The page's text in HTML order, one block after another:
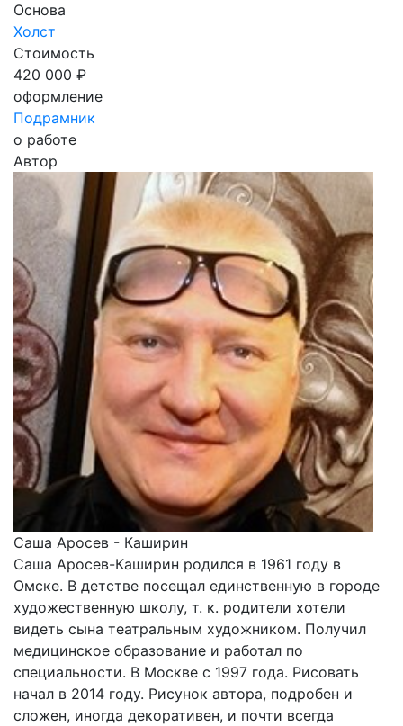
Основа
Холст
Стоимость
420 000 ₽
оформление
Подрамник
о работе
Автор
Саша Аросев - Каширин
Саша Аросев-Каширин родился в 1961 году в
Омске. В детстве посещал единственную в городе
художественную школу, т. к. родители хотели
видеть сына театральным художником. Получил
медицинское образование и работал по
специальности. В Москве с 1997 года. Рисовать
начал в 2014 году. Рисунок автора, подробен и
сложен, иногда декоративен, и почти всегда